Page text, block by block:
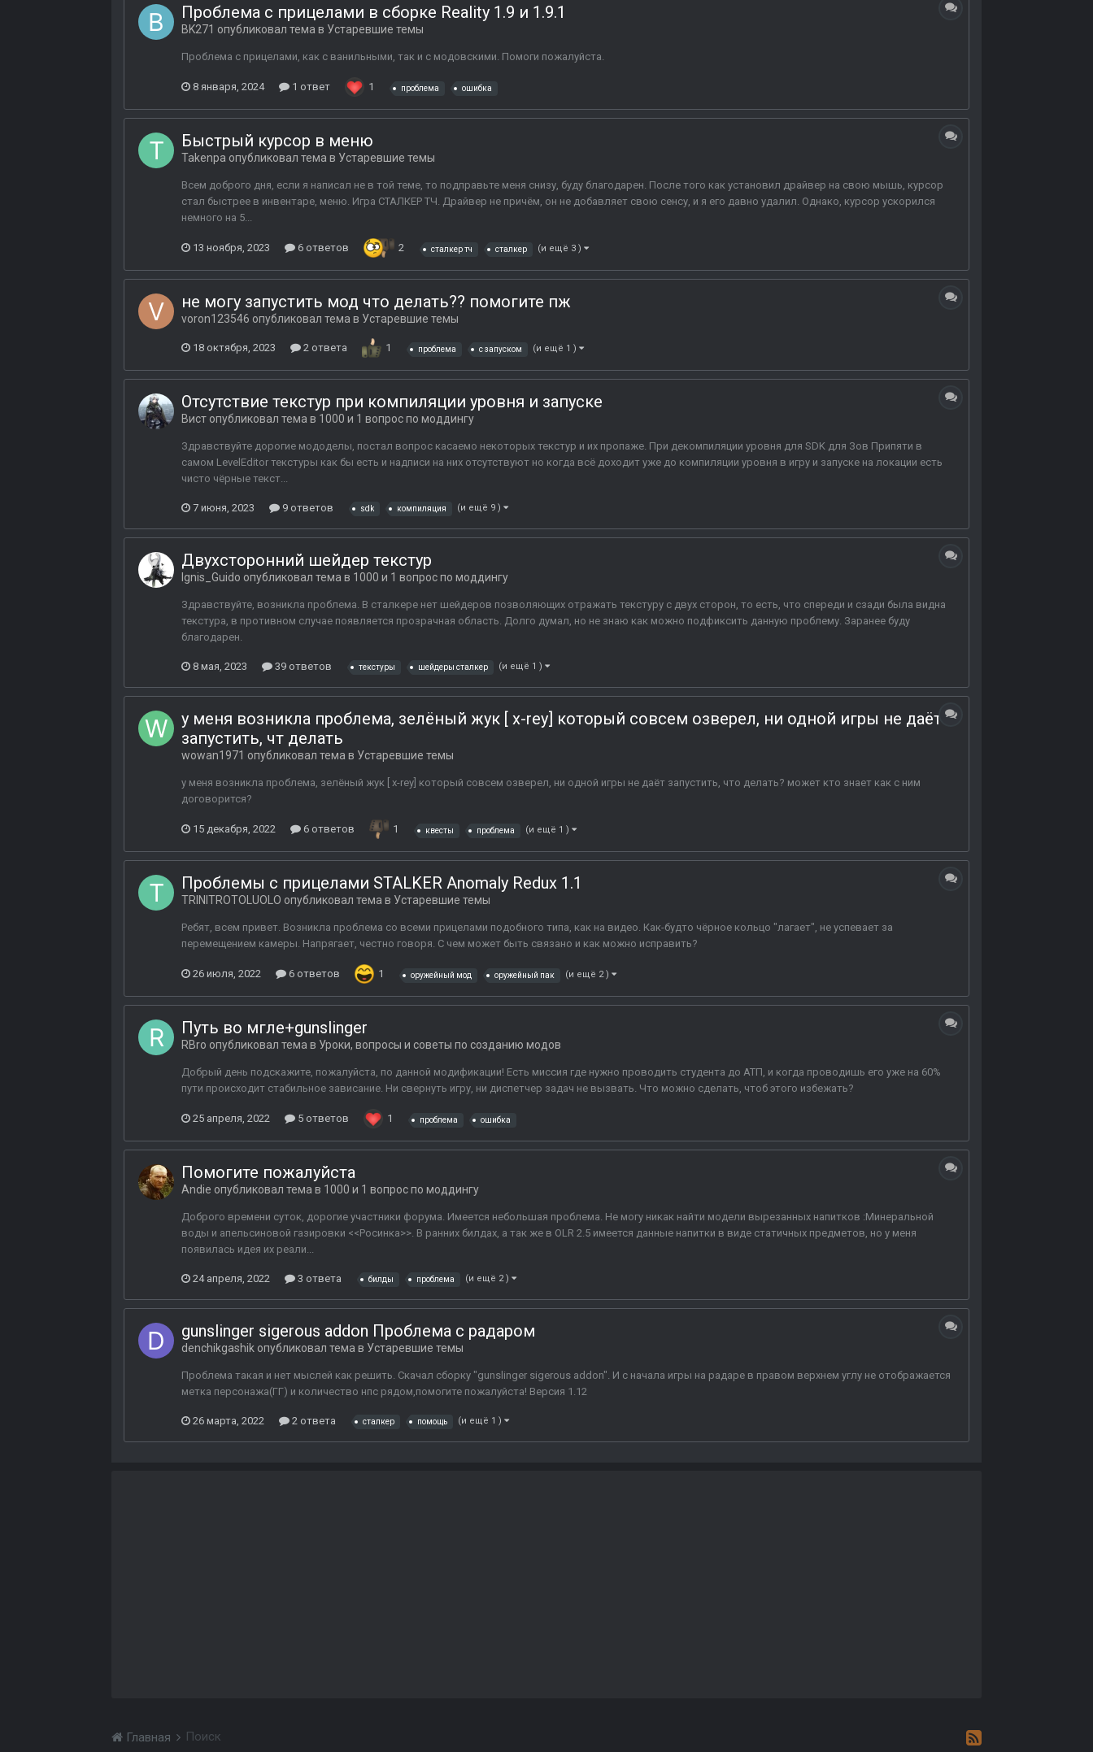
Проблема с прицелами в сборке Reality 1.9 и 1.9.1
BK271 опубликовал тема в Устаревшие темы
Проблема с прицелами, как с ванильными, так и с модовскими. Помоги пожалуйста.
8 января, 2024 1 ответ 1 проблема ошибка
Быстрый курсор в меню
Takenpa опубликовал тема в Устаревшие темы
Всем доброго дня, если я написал не в той теме, то подправьте меня снизу, буду благодарен. После того как установил драйвер на свою мышь, курсор
стал быстрее в инвентаре, меню. Игра СТАЛКЕР ТЧ. Драйвер не причём, он не добавляет свою сенсу, и я его давно удалил. Однако, курсор ускорился
немного на 5...
13 ноября, 2023 6 ответов 2 сталкер тч сталкер (и ещё 3 )
не могу запустить мод что делать?? помогите пж
voron123546 опубликовал тема в Устаревшие темы
18 октября, 2023 2 ответа 1 проблема с запуском (и ещё 1 )
Отсутствие текстур при компиляции уровня и запуске
Вист опубликовал тема в 1000 и 1 вопрос по моддингу
Здравствуйте дорогие мододелы, постал вопрос касаемо некоторых текстур и их пропаже. При декомпиляции уровня для SDK для Зов Припяти в
самом LevelEditor текстуры как бы есть и надписи на них отсутствуют но когда всё доходит уже до компиляции уровня в игру и запуске на локации есть
чисто чёрные текст...
7 июня, 2023 9 ответов sdk компиляция (и ещё 9 )
Двухсторонний шейдер текстур
Ignis_Guido опубликовал тема в 1000 и 1 вопрос по моддингу
Здравствуйте, возникла проблема. В сталкере нет шейдеров позволяющих отражать текстуру с двух сторон, то есть, что спереди и сзади была видна
текстура, в противном случае появляется прозрачная область. Долго думал, но не знаю как можно подфиксить данную проблему. Заранее буду
благодарен.
8 мая, 2023 39 ответов текстуры шейдеры сталкер (и ещё 1 )
у меня возникла проблема, зелёный жук [ х-rey] который совсем озверел, ни одной игры не даёт
запустить, чт делать
wowan1971 опубликовал тема в Устаревшие темы
у меня возникла проблема, зелёный жук [ х-rey] который совсем озверел, ни одной игры не даёт запустить, что делать? может кто знает как с ним
договорится?
15 декабря, 2022 6 ответов 1 квесты проблема (и ещё 1 )
Проблемы с прицелами STALKER Anomaly Redux 1.1
TRINITROTOLUOLO опубликовал тема в Устаревшие темы
Ребят, всем привет. Возникла проблема со всеми прицелами подобного типа, как на видео. Как-будто чёрное кольцо "лагает", не успевает за
перемещением камеры. Напрягает, честно говоря. С чем может быть связано и как можно исправить?
26 июля, 2022 6 ответов 1 оружейный мод оружейный пак (и ещё 2 )
Путь во мгле+gunslinger
RBro опубликовал тема в Уроки, вопросы и советы по созданию модов
Добрый день подскажите, пожалуйста, по данной модификации! Есть миссия где нужно проводить студента до АТП, и когда проводишь его уже на 60%
пути происходит стабильное зависание. Ни свернуть игру, ни диспетчер задач не вызвать. Что можно сделать, чтоб этого избежать?
25 апреля, 2022 5 ответов 1 проблема ошибка
Помогите пожалуйста
Andie опубликовал тема в 1000 и 1 вопрос по моддингу
Доброго времени суток, дорогие участники форума. Имеется небольшая проблема. Не могу никак найти модели вырезанных напитков :Минеральной
воды и апельсиновой газировки <<Росинка>>. В ранних билдах, а так же в OLR 2.5 имеется данные напитки в виде статичных предметов, но у меня
появилась идея их реали...
24 апреля, 2022 3 ответа билды проблема (и ещё 2 )
gunslinger sigerous addon Проблема с радаром
denchikgashik опубликовал тема в Устаревшие темы
Проблема такая и нет мыслей как решить. Скачал сборку "gunslinger sigerous addon". И с начала игры на радаре в правом верхнем углу не отображается
метка персонажа(ГГ) и количество нпс рядом,помогите пожалуйста! Версия 1.12
26 марта, 2022 2 ответа сталкер помощь (и ещё 1 )
Главная Поиск